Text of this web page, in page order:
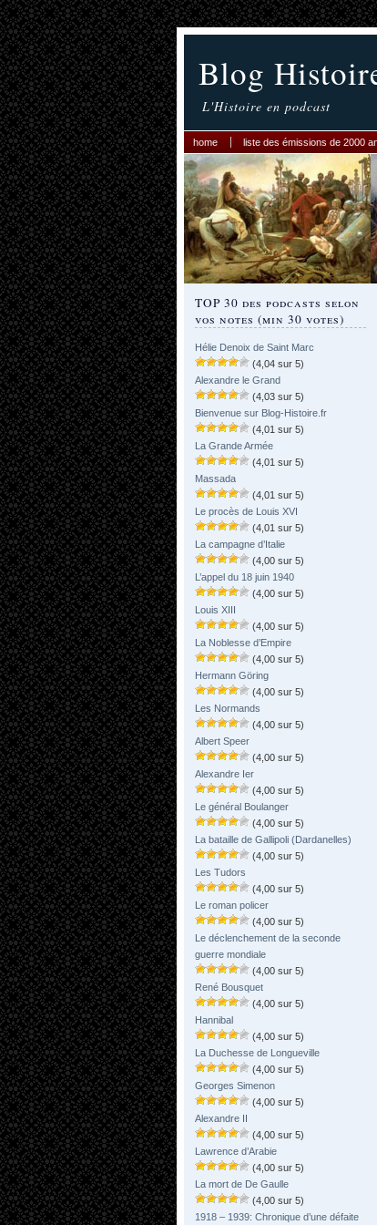
Blog
L'Histoire en podcast
home liste des émissions de 2000
TOP 30 des podcasts selon
vos notes (min 30 votes)
Hélie Denoix de Saint Marc
(4,04 sur 5)
Alexandre le Grand
(4,03 sur 5)
Bienvenue sur Blog-Histoire.fr
(4,01 sur 5)
La Grande Armée
(4,01 sur 5)
Massada
(4,01 sur 5)
Le procès de Louis XVI
(4,01 sur 5)
La campagne d’Italie
(4,00 sur 5)
L’appel du 18 juin 1940
(4,00 sur 5)
Louis XIII
(4,00 sur 5)
La Noblesse d’Empire
(4,00 sur 5)
Hermann Göring
(4,00 sur 5)
Les Normands
(4,00 sur 5)
Albert Speer
(4,00 sur 5)
Alexandre Ier
(4,00 sur 5)
Le général Boulanger
(4,00 sur 5)
La bataille de Gallipoli (Dardanelles)
(4,00 sur 5)
Les Tudors
(4,00 sur 5)
Le roman policer
(4,00 sur 5)
Le déclenchement de la seconde
guerre mondiale
(4,00 sur 5)
René Bousquet
(4,00 sur 5)
Hannibal
(4,00 sur 5)
La Duchesse de Longueville
(4,00 sur 5)
Georges Simenon
(4,00 sur 5)
Alexandre II
(4,00 sur 5)
Lawrence d’Arabie
(4,00 sur 5)
La mort de De Gaulle
(4,00 sur 5)
1918 – 1939: Chronique d’une défaite